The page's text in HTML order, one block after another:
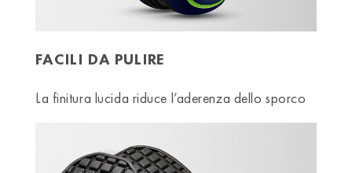
FACILI DA PULIRE
La finitura lucida riduce l’aderenza dello sporco